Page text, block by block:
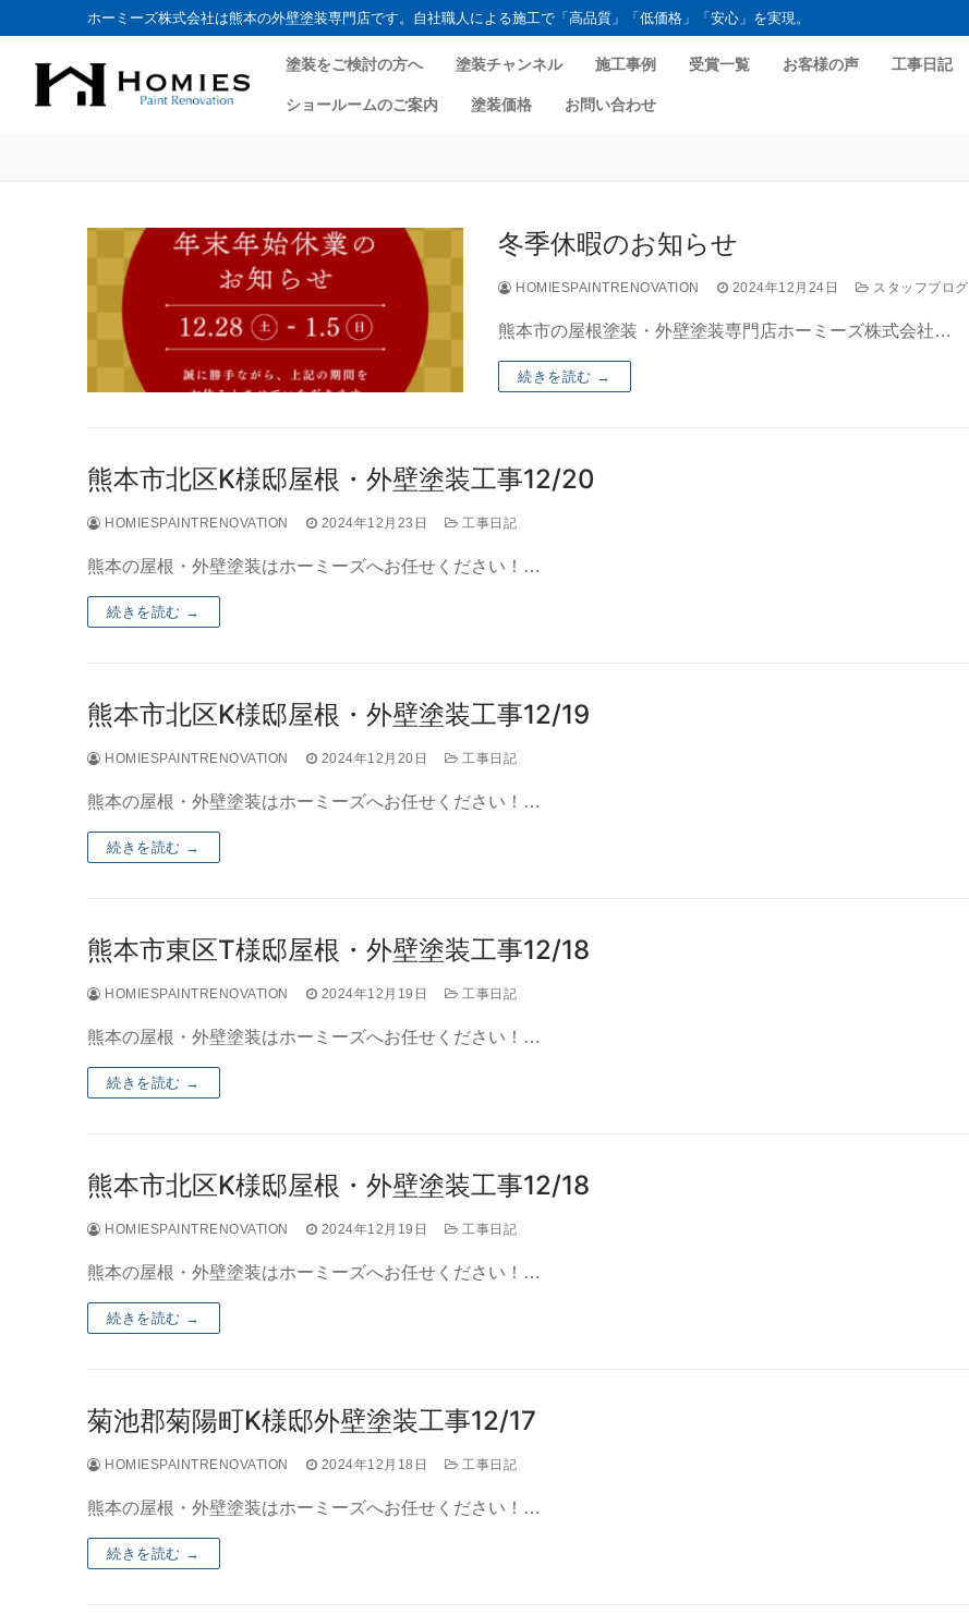
ホーミーズ株式会社は熊本の外壁塗装専門店です。自社職人による施工で「高品質」「低価格」「安心」を実現。
塗装をご検討の方へ 塗装チャンネル 施工事例 受賞一覧 お客様の声 工事日記
ショールームのご案内 塗装価格 お問い合わせ
冬季休暇のお知らせ
HOMIESPAINTRENOVATION 2024年12月24日 スタッフブログ
熊本市の屋根塗装・外壁塗装専門店ホーミーズ株式会社…
続きを読む →
熊本市北区K様邸屋根・外壁塗装工事12/20
HOMIESPAINTRENOVATION 2024年12月23日 工事日記
熊本の屋根・外壁塗装はホーミーズへお任せください！…
続きを読む →
熊本市北区K様邸屋根・外壁塗装工事12/19
HOMIESPAINTRENOVATION 2024年12月20日 工事日記
熊本の屋根・外壁塗装はホーミーズへお任せください！…
続きを読む →
熊本市東区T様邸屋根・外壁塗装工事12/18
HOMIESPAINTRENOVATION 2024年12月19日 工事日記
熊本の屋根・外壁塗装はホーミーズへお任せください！…
続きを読む →
熊本市北区K様邸屋根・外壁塗装工事12/18
HOMIESPAINTRENOVATION 2024年12月19日 工事日記
熊本の屋根・外壁塗装はホーミーズへお任せください！…
続きを読む →
菊池郡菊陽町K様邸外壁塗装工事12/17
HOMIESPAINTRENOVATION 2024年12月18日 工事日記
熊本の屋根・外壁塗装はホーミーズへお任せください！…
続きを読む →